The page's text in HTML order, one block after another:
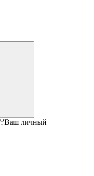
личный